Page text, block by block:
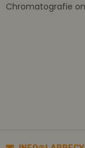
Chromatografie